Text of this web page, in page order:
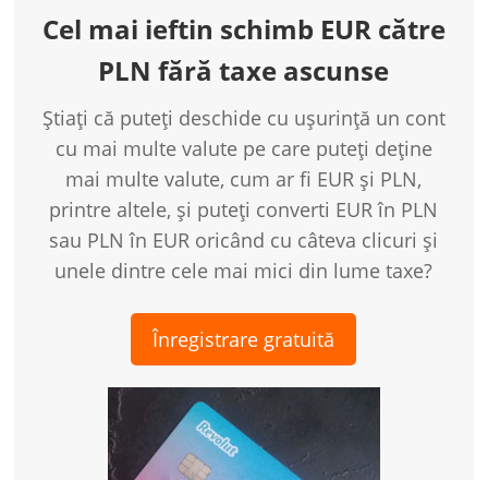
Cel mai ieftin schimb EUR către
PLN fără taxe ascunse
Știați că puteți deschide cu ușurință un cont
cu mai multe valute pe care puteți deține
mai multe valute, cum ar fi EUR și PLN,
printre altele, și puteți converti EUR în PLN
sau PLN în EUR oricând cu câteva clicuri și
unele dintre cele mai mici din lume taxe?
Înregistrare gratuită